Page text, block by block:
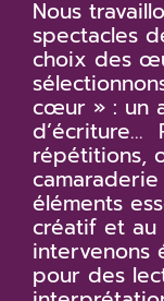
Nous
spectacles
choix des
cœur » : un
d’écriture...
répétitions,
éléments
créatif et
intervenons
pour des